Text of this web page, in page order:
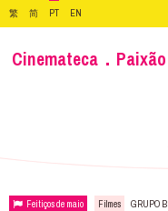
繁 简 PT EN
Cinemateca．Paixão
Feitiços de maio Filmes GRUPO B